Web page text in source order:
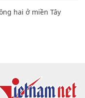
hai ở miền Tây